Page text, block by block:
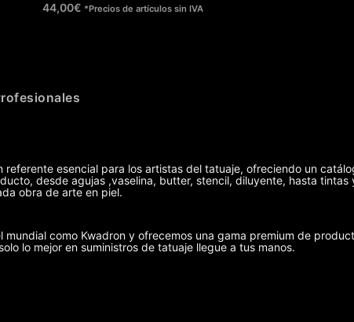
44,00€ *Precios de artículos sin IVA
referente esencial para los artistas del tatuaje, ofreciendo un
desde agujas ,vaselina, butter, stencil, diluyente, hasta
obra de arte en piel.
como Kwadron y ofrecemos una gama premium de
lo mejor en suministros de tatuaje llegue a tus manos.